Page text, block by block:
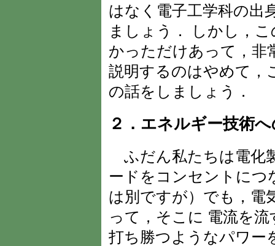
はなく電子工学科の出
ましょう． しかし，
かっただけあって，非
説明するのはやめて，
の話をしましょう．
２．エネルギー技術
ふだん私たちは電化
ードをコンセントにつ
は別ですが）でも，電
って，そこに 電流を
打ち勝つようなパワー